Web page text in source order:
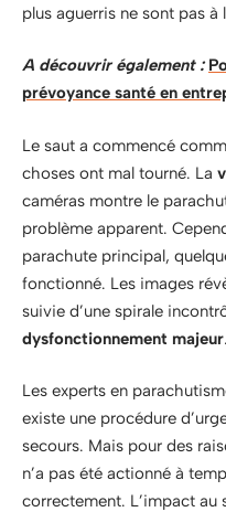
plus aguerris ne sont pas à
A découvrir également :
prévoyance santé en
Le saut a commencé
choses ont mal tourné. La
caméras montre le
problème apparent.
parachute principal,
fonctionné. Les images
suivie d’une spirale
dysfonctionnement majeur.
Les experts en
existe une procédure
secours. Mais pour des
n’a pas été actionné à
correctement. L’impact au